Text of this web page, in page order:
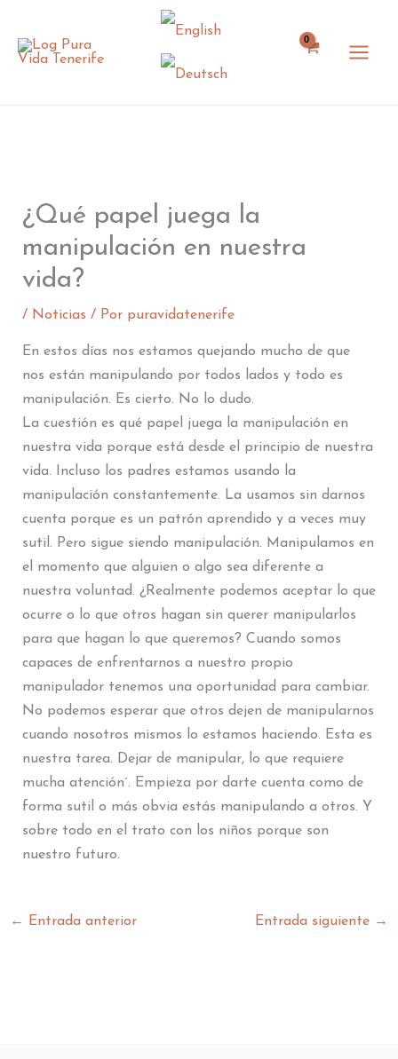
contenido
¿Qué papel juega la
manipulación en nuestra
vida?
/ Noticias / Por puravidatenerife
En estos días nos estamos quejando mucho de que
nos están manipulando por todos lados y todo es
manipulación. Es cierto. No lo dudo.
La cuestión es qué papel juega la manipulación en
nuestra vida porque está desde el principio de nuestra
vida. Incluso los padres estamos usando la
manipulación constantemente. La usamos sin darnos
cuenta porque es un patrón aprendido y a veces muy
sutil. Pero sigue siendo manipulación. Manipulamos en
el momento que alguien o algo sea diferente a
nuestra voluntad. ¿Realmente podemos aceptar lo que
ocurre o lo que otros hagan sin querer manipularlos
para que hagan lo que queremos? Cuando somos
capaces de enfrentarnos a nuestro propio
manipulador tenemos una oportunidad para cambiar.
No podemos esperar que otros dejen de manipularnos
cuando nosotros mismos lo estamos haciendo. Esta es
nuestra tarea. Dejar de manipular, lo que requiere
mucha atención´. Empieza por darte cuenta como de
forma sutil o más obvia estás manipulando a otros. Y
sobre todo en el trato con los niños porque son
nuestro futuro.
← Entrada anterior Entrada siguiente →